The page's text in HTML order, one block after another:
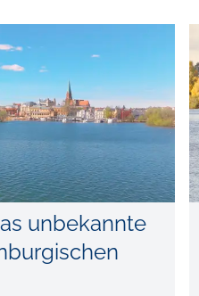
unbekannte